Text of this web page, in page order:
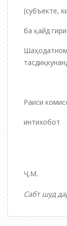
(субъекте,
ба қайд
Раиси
Ҷ.М.
Сабт шуд